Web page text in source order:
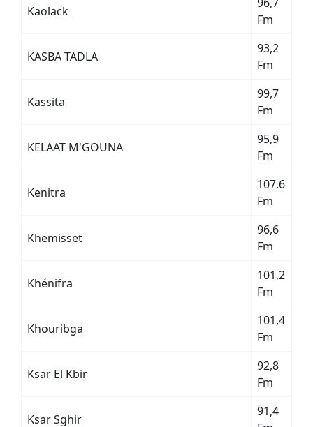
Kaolack
Fm
KASBA TADLA
93,2
Fm
Kassita
99,7
Fm
KELAAT M'GOUNA
95,9
Fm
Kenitra
107.6
Fm
Khemisset
96,6
Fm
Khénifra
101,2
Fm
Khouribga
101,4
Fm
Ksar El Kbir
92,8
Fm
Ksar Sghir
91,4